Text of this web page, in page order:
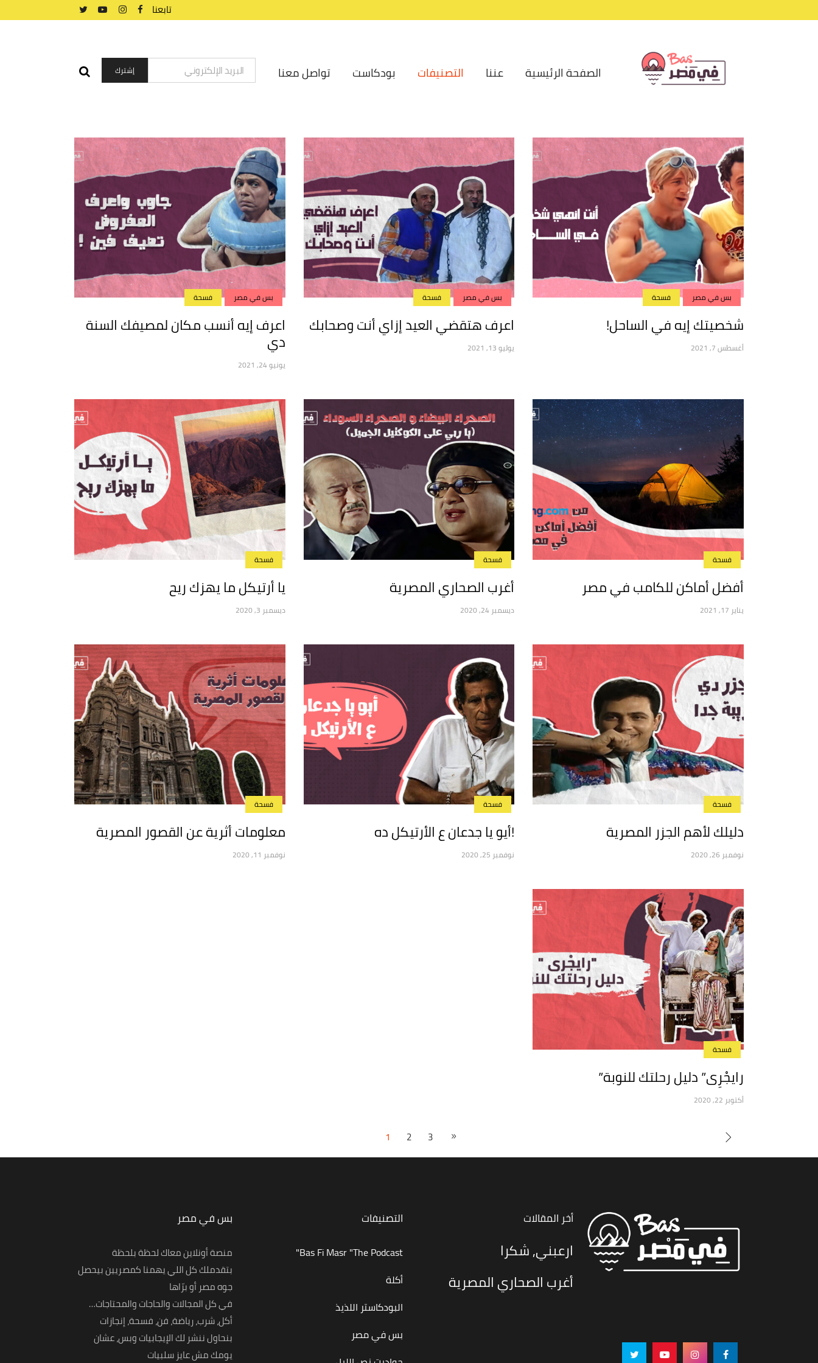
تابعنا
الصفحة الرئيسية عننا التصنيفات بودكاست تواصل معنا
بس في مصر فسحة
شخصيتك إيه في الساحل!
أغسطس 7, 2021
بس في مصر فسحة
اعرف هتقضي العيد إزاي أنت وصحابك
يوليو 13, 2021
بس في مصر فسحة
اعرف إيه أنسب مكان لمصيفك السنة
دي
يونيو 24, 2021
فسحة
أفضل أماكن للكامب في مصر
يناير 17, 2021
فسحة
أغرب الصحاري المصرية
ديسمبر 24, 2020
فسحة
يا أرتيكل ما يهزك ريح
ديسمبر 3, 2020
فسحة
دليلك لأهم الجزر المصرية
نوفمبر 26, 2020
فسحة
!أيو يا جدعان ع الأرتيكل ده
نوفمبر 25, 2020
فسحة
معلومات أثرية عن القصور المصرية
نوفمبر 11, 2020
فسحة
رايجْرِى” دليل رحلتك للنوبة”
أكتوبر 22, 2020
1 2 3
أخر المقالات
ارعبني, شكرا
أغرب الصحاري المصرية
التصنيفات
Bas Fi Masr "The Podcast"
أكلة
البودكاستر اللذيذ
بس في مصر
بس في مصر
منصة أونلاين معاك لحظة بلحظة
بتقدملك كل اللي يهمنا كمصريين بيحصل
جوه مصر أو برّاها
في كل المجالات والحاجات والمحتاجات…
أكل، شرب، رياضة، فن، فسحة، إنجازات
بنحاول ننشر لك الإيجابيات وبس، عشان
يومك مش عايز سلبيات